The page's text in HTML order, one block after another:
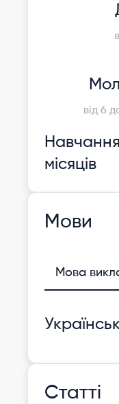
від 6
місяців
Мови
Мова
Статті